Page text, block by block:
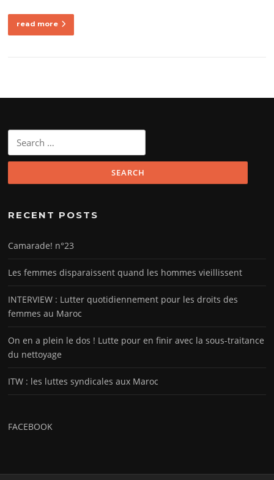
read more
RECENT POSTS
Camarade! n°23
Les femmes disparaissent quand les hommes vieillissent
INTERVIEW : Lutter quotidiennement pour les droits des
femmes au Maroc
On en a plein le dos ! Lutte pour en finir avec la sous-traitance
du nettoyage
ITW : les luttes syndicales aux Maroc
FACEBOOK